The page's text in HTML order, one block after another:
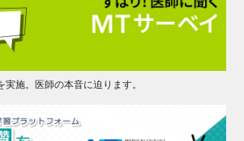
実施。医師の本音に迫ります。